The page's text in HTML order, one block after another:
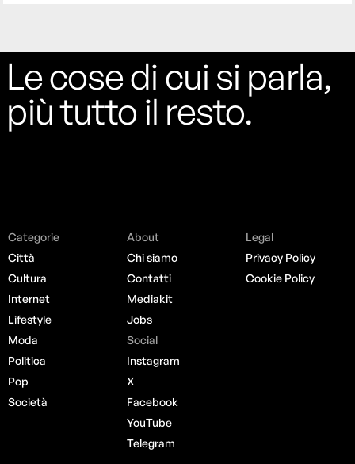
Le cose di cui si parla,
più tutto il resto.
Categorie
Città
Cultura
Internet
Lifestyle
Moda
Politica
Pop
Società
About
Chi siamo
Contatti
Mediakit
Jobs
Social
Instagram
X
Facebook
YouTube
Telegram
Legal
Privacy Policy
Cookie Policy